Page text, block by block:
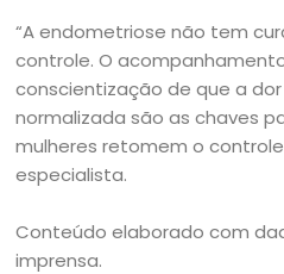
“A endometriose não tem
controle. O
conscientização de que a
normalizada são as chaves
mulheres retomem o
especialista.
Conteúdo elaborado com
imprensa.